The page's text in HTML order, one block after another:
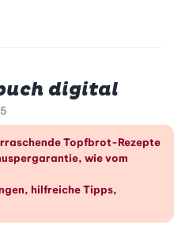
digital
Topfbrot-Rezepte
wie vom
hilfreiche Tipps,